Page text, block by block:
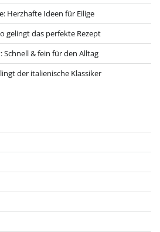
Herzhafte Ideen für Eilige
gelingt das perfekte Rezept
Schnell & fein für den Alltag
der italienische Klassiker